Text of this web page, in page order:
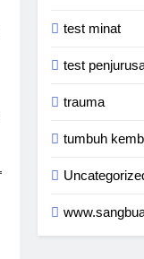
test minat
test
trauma
tumbuh